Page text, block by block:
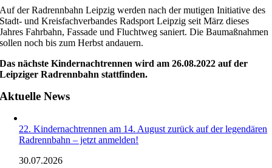
Auf der Radrennbahn Leipzig werden nach der mutigen Initiative des
Stadt- und Kreisfachverbandes Radsport Leipzig seit März dieses
Jahres Fahrbahn, Fassade und Fluchtweg saniert. Die Baumaßnahmen
sollen noch bis zum Herbst andauern.
Das nächste Kindernachtrennen wird am 26.08.2022 auf der
Leipziger Radrennbahn stattfinden.
Aktuelle News
22. Kindernachtrennen am 14. August zurück auf der legendären
Radrennbahn – jetzt anmelden!
30.07.2026